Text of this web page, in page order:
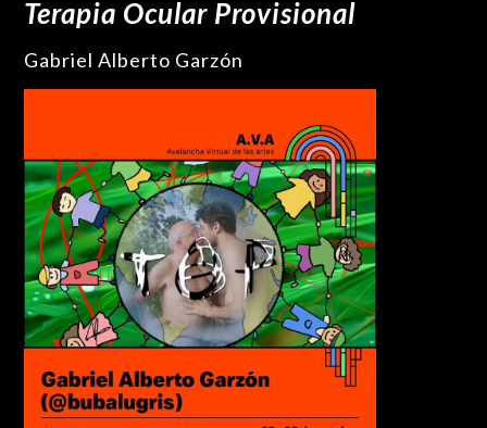
Terapia Ocular Provisional
Gabriel Alberto Garzón